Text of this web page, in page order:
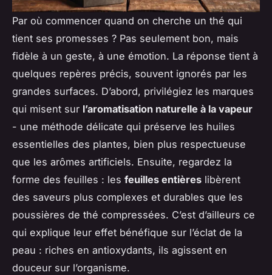
Par où commencer quand on cherche un thé qui
tient ses promesses ? Pas seulement bon, mais
fidèle à un geste, à une émotion. La réponse tient à
quelques repères précis, souvent ignorés par les
grandes surfaces. D’abord, privilégiez les marques
qui misent sur l’aromatisation naturelle à la vapeur
- une méthode délicate qui préserve les huiles
essentielles des plantes, bien plus respectueuse
que les arômes artificiels. Ensuite, regardez la
forme des feuilles : les feuilles entières libèrent
des saveurs plus complexes et durables que les
poussières de thé compressées. C’est d’ailleurs ce
qui explique leur effet bénéfique sur l’éclat de la
peau : riches en antioxydants, ils agissent en
douceur sur l’organisme.